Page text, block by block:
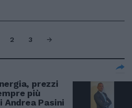
2 3
prezzi
più
Andrea Pasini